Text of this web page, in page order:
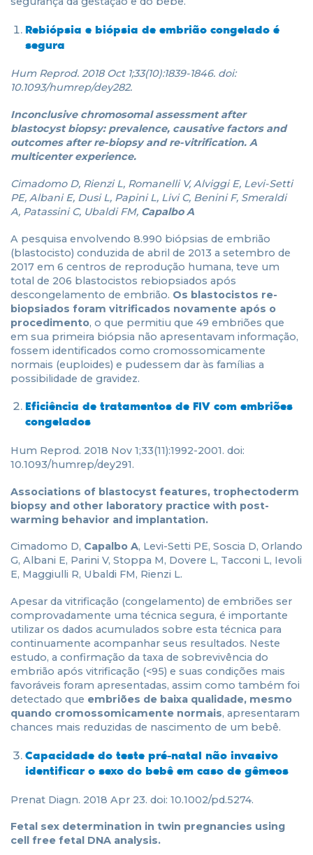
Rebiópsia e biópsia de embrião congelado é
segura
Hum Reprod. 2018 Oct 1;33(10):1839-1846. doi:
10.1093/humrep/dey282.
Inconclusive chromosomal assessment after
blastocyst biopsy: prevalence, causative factors and
outcomes after re-biopsy and re-vitrification. A
multicenter experience.
Cimadomo D, Rienzi L, Romanelli V, Alviggi E, Levi-Setti
PE, Albani E, Dusi L, Papini L, Livi C, Benini F, Smeraldi
A, Patassini C, Ubaldi FM, Capalbo A
A pesquisa envolvendo 8.990 biópsias de embrião
(blastocisto) conduzida de abril de 2013 a setembro de
2017 em 6 centros de reprodução humana, teve um
total de 206 blastocistos rebiopsiados após
descongelamento de embrião. Os blastocistos re-
biopsiados foram vitrificados novamente após o
procedimento, o que permitiu que 49 embriões que
em sua primeira biópsia não apresentavam informação,
fossem identificados como cromossomicamente
normais (euploides) e pudessem dar às famílias a
possibilidade de gravidez.
Eficiência de tratamentos de FIV com embriões
congelados
Hum Reprod. 2018 Nov 1;33(11):1992-2001. doi:
10.1093/humrep/dey291.
Associations of blastocyst features, trophectoderm
biopsy and other laboratory practice with post-
warming behavior and implantation.
Cimadomo D, Capalbo A, Levi-Setti PE, Soscia D, Orlando
G, Albani E, Parini V, Stoppa M, Dovere L, Tacconi L, Ievoli
E, Maggiulli R, Ubaldi FM, Rienzi L.
Apesar da vitrificação (congelamento) de embriões ser
comprovadamente uma técnica segura, é importante
utilizar os dados acumulados sobre esta técnica para
continuamente acompanhar seus resultados. Neste
estudo, a confirmação da taxa de sobrevivência do
embrião após vitrificação (<95) e suas condições mais
favoráveis foram apresentadas, assim como também foi
detectado que embriões de baixa qualidade, mesmo
quando cromossomicamente normais, apresentaram
chances mais reduzidas de nascimento de um bebê.
Capacidade do teste pré-natal não invasivo
identificar o sexo do bebê em caso de gêmeos
Prenat Diagn. 2018 Apr 23. doi: 10.1002/pd.5274.
Fetal sex determination in twin pregnancies using
cell free fetal DNA analysis.